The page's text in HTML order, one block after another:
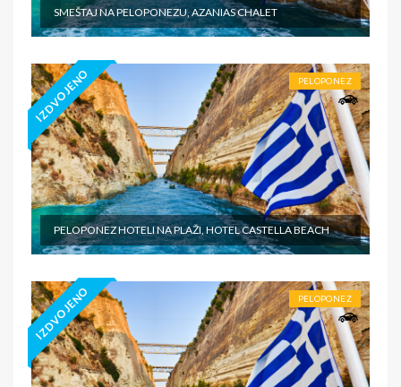
SMEŠTAJ NA PELOPONEZU, AZANIAS CHALET
IZDVOJENO PELOPONEZ
PELOPONEZ HOTELI NA PLAŽI, HOTEL CASTELLA BEACH
IZDVOJENO PELOPONEZ